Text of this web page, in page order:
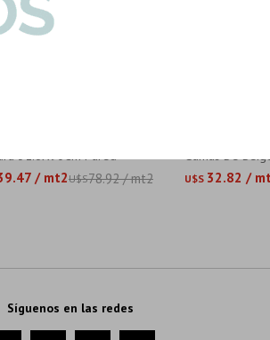
31.6X90Cm Pared
/ mt2U$S78.92 / mt2
Gamas De
U$S 32.82 /
Síguenos en las redes